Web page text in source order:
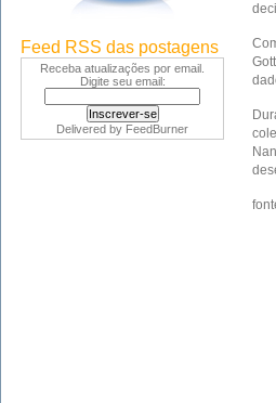
Feed RSS das postagens
Receba atualizações por email.
Digite seu email:
Delivered by FeedBurner